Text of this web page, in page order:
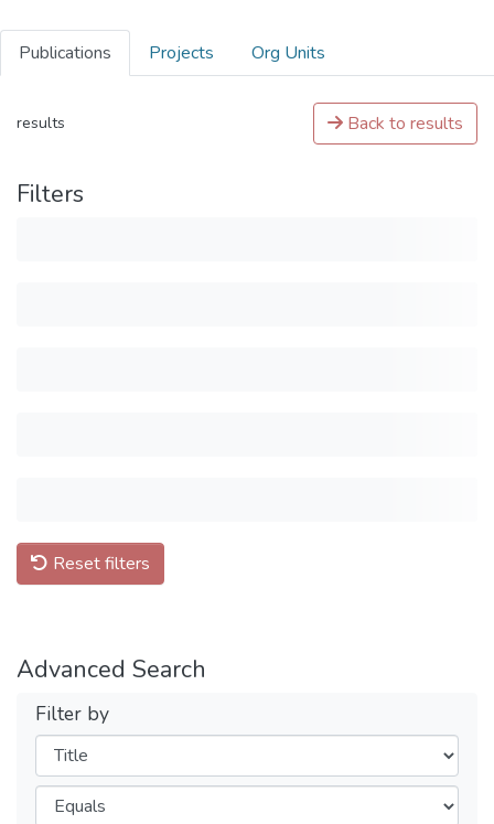
Publications Projects Org Units
results Back to results
Filters
Reset filters
Advanced Search
Filter by
Filters
Operators